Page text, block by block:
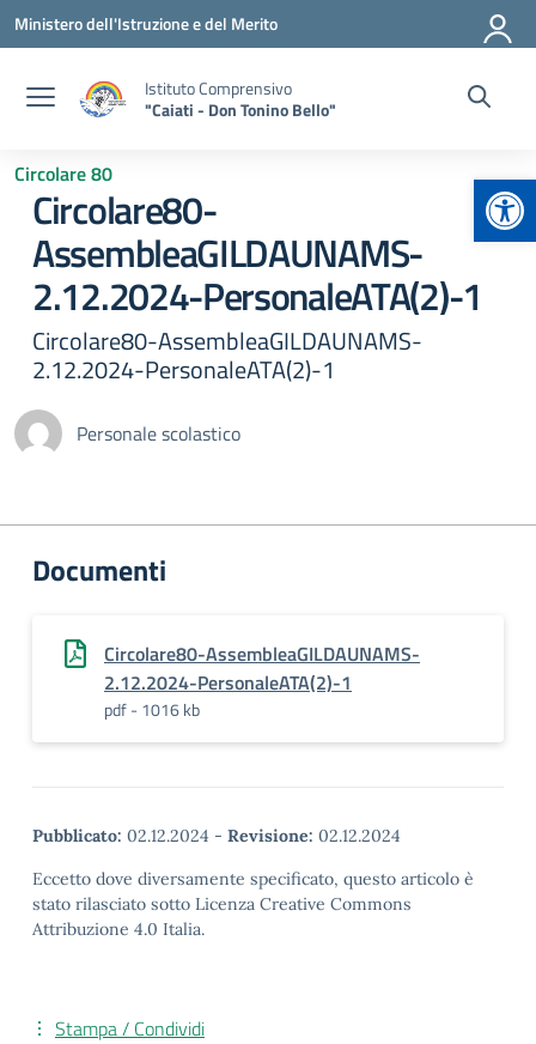
Vai ai contenuti
Vai al menu di navigazione
Vai al footer
Ministero dell'Istruzione e del Merito
Istituto Comprensivo
"Caiati - Don Tonino Bello"
Circolare 80
Circolare80-
AssembleaGILDAUNAMS-
2.12.2024-PersonaleATA(2)-1
Circolare80-AssembleaGILDAUNAMS-
2.12.2024-PersonaleATA(2)-1
Personale scolastico
Documenti
Circolare80-AssembleaGILDAUNAMS-
2.12.2024-PersonaleATA(2)-1
pdf - 1016 kb
Pubblicato: 02.12.2024 - Revisione: 02.12.2024
Eccetto dove diversamente specificato, questo articolo è
stato rilasciato sotto Licenza Creative Commons
Attribuzione 4.0 Italia.
Stampa / Condividi